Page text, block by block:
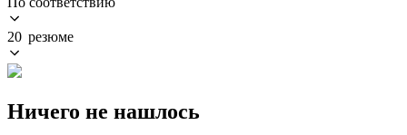
20 резюме
Ничего не нашлось